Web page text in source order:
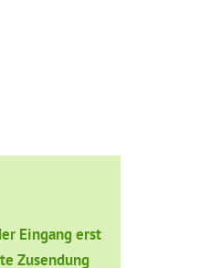
Eingang erst
Zusendung